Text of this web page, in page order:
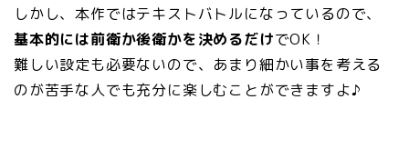
しかし、本作ではテキストバトルになっているので、
基本的には前衛か後衛かを決めるだけでOK！
難しい設定も必要ないので、あまり細かい事を考える
のが苦手な人でも充分に楽しむことができますよ♪